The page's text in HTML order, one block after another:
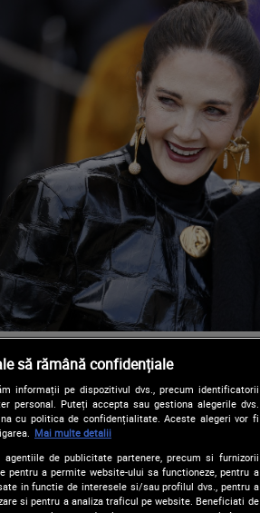
să rămână confidențiale
informații pe dispozitivul dvs., precum identificatorii
personal. Puteți accepta sau gestiona alegerile dvs.
cu politica de confidențialitate. Aceste alegeri vor fi
Mai multe detalii
de publicitate partenere, precum si furnizorii
a permite website-ului sa functioneze, pentru a
in functie de interesele si/sau profilul dvs., pentru a
si pentru a analiza traficul pe website. Beneficiati de